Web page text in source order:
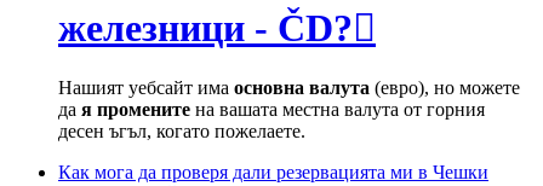
железници - ČD?
Нашият уебсайт има основна валута (евро), но можете
да я промените на вашата местна валута от горния
десен ъгъл, когато пожелаете.
Как мога да проверя дали резервацията ми в Чешки